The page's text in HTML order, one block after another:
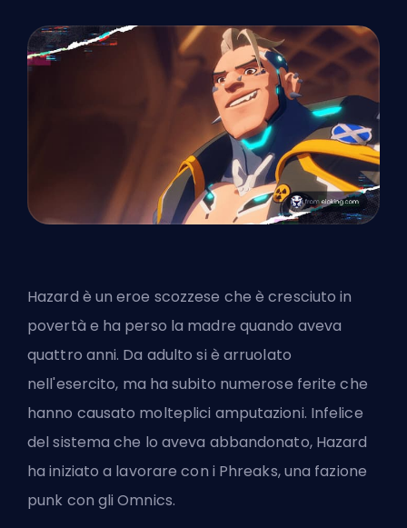
Hazard è un eroe scozzese che è cresciuto in
povertà e ha perso la madre quando aveva
quattro anni. Da adulto si è arruolato
nell'esercito, ma ha subito numerose ferite che
hanno causato molteplici amputazioni. Infelice
del sistema che lo aveva abbandonato, Hazard
ha iniziato a lavorare con i Phreaks, una fazione
punk con gli Omnics.